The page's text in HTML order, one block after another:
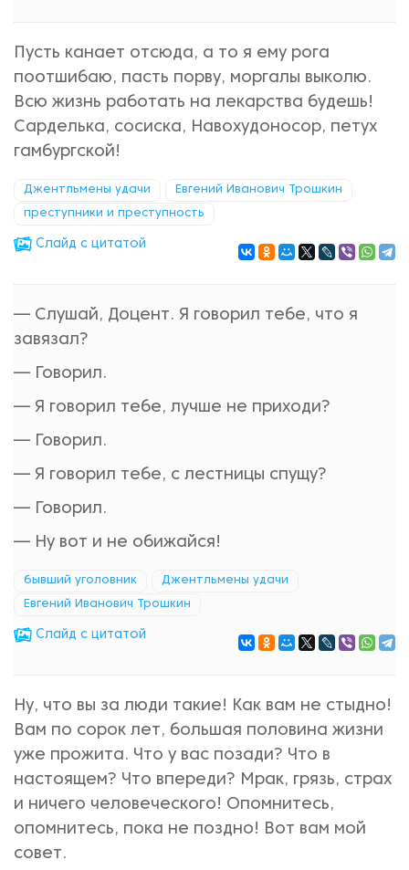
Пусть канает отсюда, а то я ему рога
поотшибаю, пасть порву, моргалы выколю.
Всю жизнь работать на лекарства будешь!
Сарделька, сосиска, Навохудоносор, петух
гамбургской!
Джентльмены удачи Евгений Иванович Трошкин
преступники и преступность
Cлайд с цитатой
— Слушай, Доцент. Я говорил тебе, что я
завязал?
— Говорил.
— Я говорил тебе, лучше не приходи?
— Говорил.
— Я говорил тебе, с лестницы спущу?
— Говорил.
— Ну вот и не обижайся!
бывший уголовник Джентльмены удачи
Евгений Иванович Трошкин
Cлайд с цитатой
Ну, что вы за люди такие! Как вам не стыдно!
Вам по сорок лет, большая половина жизни
уже прожита. Что у вас позади? Что в
настоящем? Что впереди? Мрак, грязь, страх
и ничего человеческого! Опомнитесь,
опомнитесь, пока не поздно! Вот вам мой
совет.